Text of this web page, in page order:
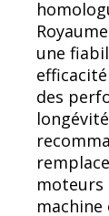
une
des
moteurs
machine